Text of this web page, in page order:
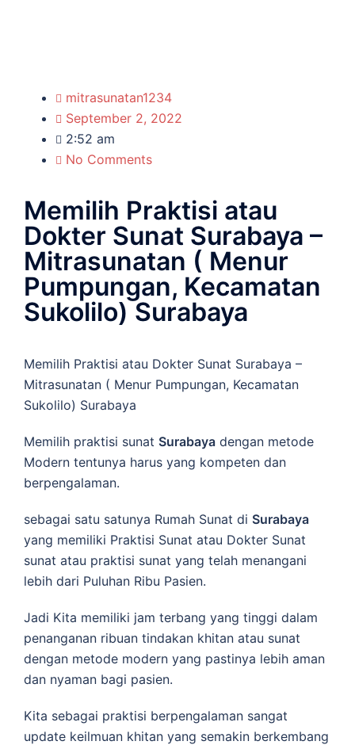
mitrasunatan1234
September 2, 2022
2:52 am
No Comments
Memilih Praktisi atau
Dokter Sunat Surabaya –
Mitrasunatan ( Menur
Pumpungan, Kecamatan
Sukolilo) Surabaya
Memilih Praktisi atau Dokter Sunat Surabaya –
Mitrasunatan ( Menur Pumpungan, Kecamatan
Sukolilo) Surabaya
Memilih praktisi sunat Surabaya dengan metode
Modern tentunya harus yang kompeten dan
berpengalaman.
sebagai satu satunya Rumah Sunat di Surabaya
yang memiliki Praktisi Sunat atau Dokter Sunat
sunat atau praktisi sunat yang telah menangani
lebih dari Puluhan Ribu Pasien.
Jadi Kita memiliki jam terbang yang tinggi dalam
penanganan ribuan tindakan khitan atau sunat
dengan metode modern yang pastinya lebih aman
dan nyaman bagi pasien.
Kita sebagai praktisi berpengalaman sangat
update keilmuan khitan yang semakin berkembang